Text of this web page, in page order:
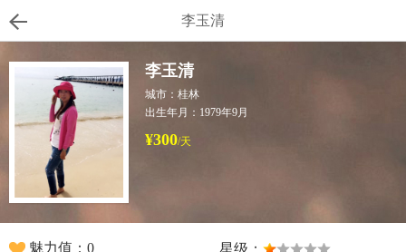
李玉清
李玉清
城市：桂林
出生年月：1979年9月
¥300/天
魅力值：0 星级：